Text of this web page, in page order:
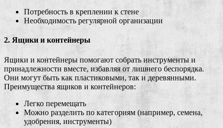
Потребность в креплении к стене
Необходимость регулярной организации
2. Ящики и контейнеры
Ящики и контейнеры помогают собрать инструменты и
принадлежности вместе, избавляя от лишнего беспорядка.
Они могут быть как пластиковыми, так и деревянными.
Преимущества ящиков и контейнеров:
Легко перемещать
Можно разделить по категориям (например, семена,
удобрения, инструменты)